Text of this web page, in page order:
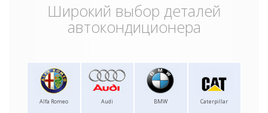
Широкий выбор деталей
автокондиционера
Alfa Romeo Audi BMW Caterpillar